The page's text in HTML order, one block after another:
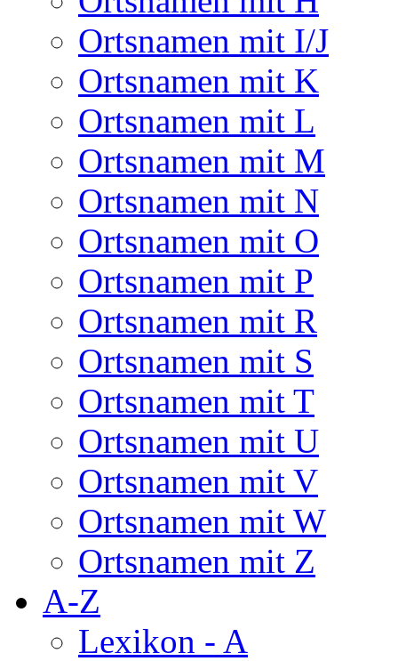
Ortsnamen mit I/J
Ortsnamen mit K
Ortsnamen mit L
Ortsnamen mit M
Ortsnamen mit N
Ortsnamen mit O
Ortsnamen mit P
Ortsnamen mit R
Ortsnamen mit S
Ortsnamen mit T
Ortsnamen mit U
Ortsnamen mit V
Ortsnamen mit W
Ortsnamen mit Z
A-Z
Lexikon - A